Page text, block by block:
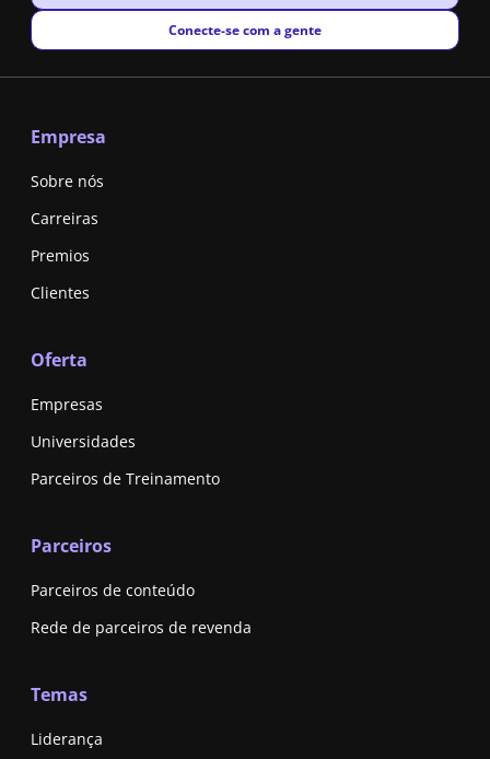
New window
Conecte-se com a gente
Empresa
Sobre nós
Carreiras
Premios
Clientes
Oferta
Empresas
Universidades
Parceiros de Treinamento
Parceiros
Parceiros de conteúdo
Rede de parceiros de revenda
Temas
Liderança